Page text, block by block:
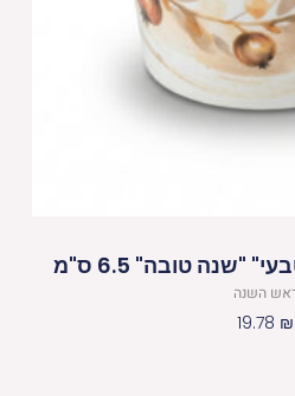
"שנה טובה" 6.5 ס"מ
השנה
19.78 ₪